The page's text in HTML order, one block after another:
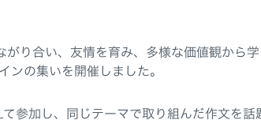
り合い、友情を育み、多様な価値観から学
の集いを開催しました。
参加し、同じテーマで取り組んだ作文を話